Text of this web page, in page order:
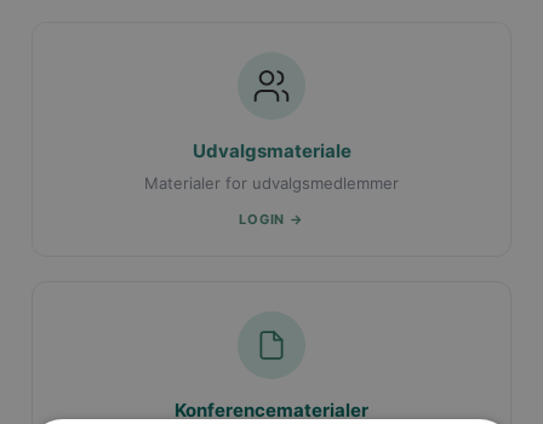
Udvalgsmateriale
Materialer for udvalgsmedlemmer
LOGIN →
Konferencematerialer